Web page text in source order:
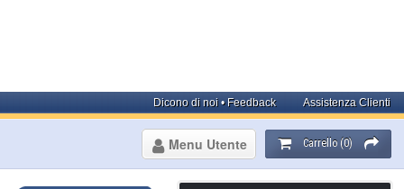
Assistenza Clienti
Dicono di noi • Feedback
Carrello (0)
Menu Utente